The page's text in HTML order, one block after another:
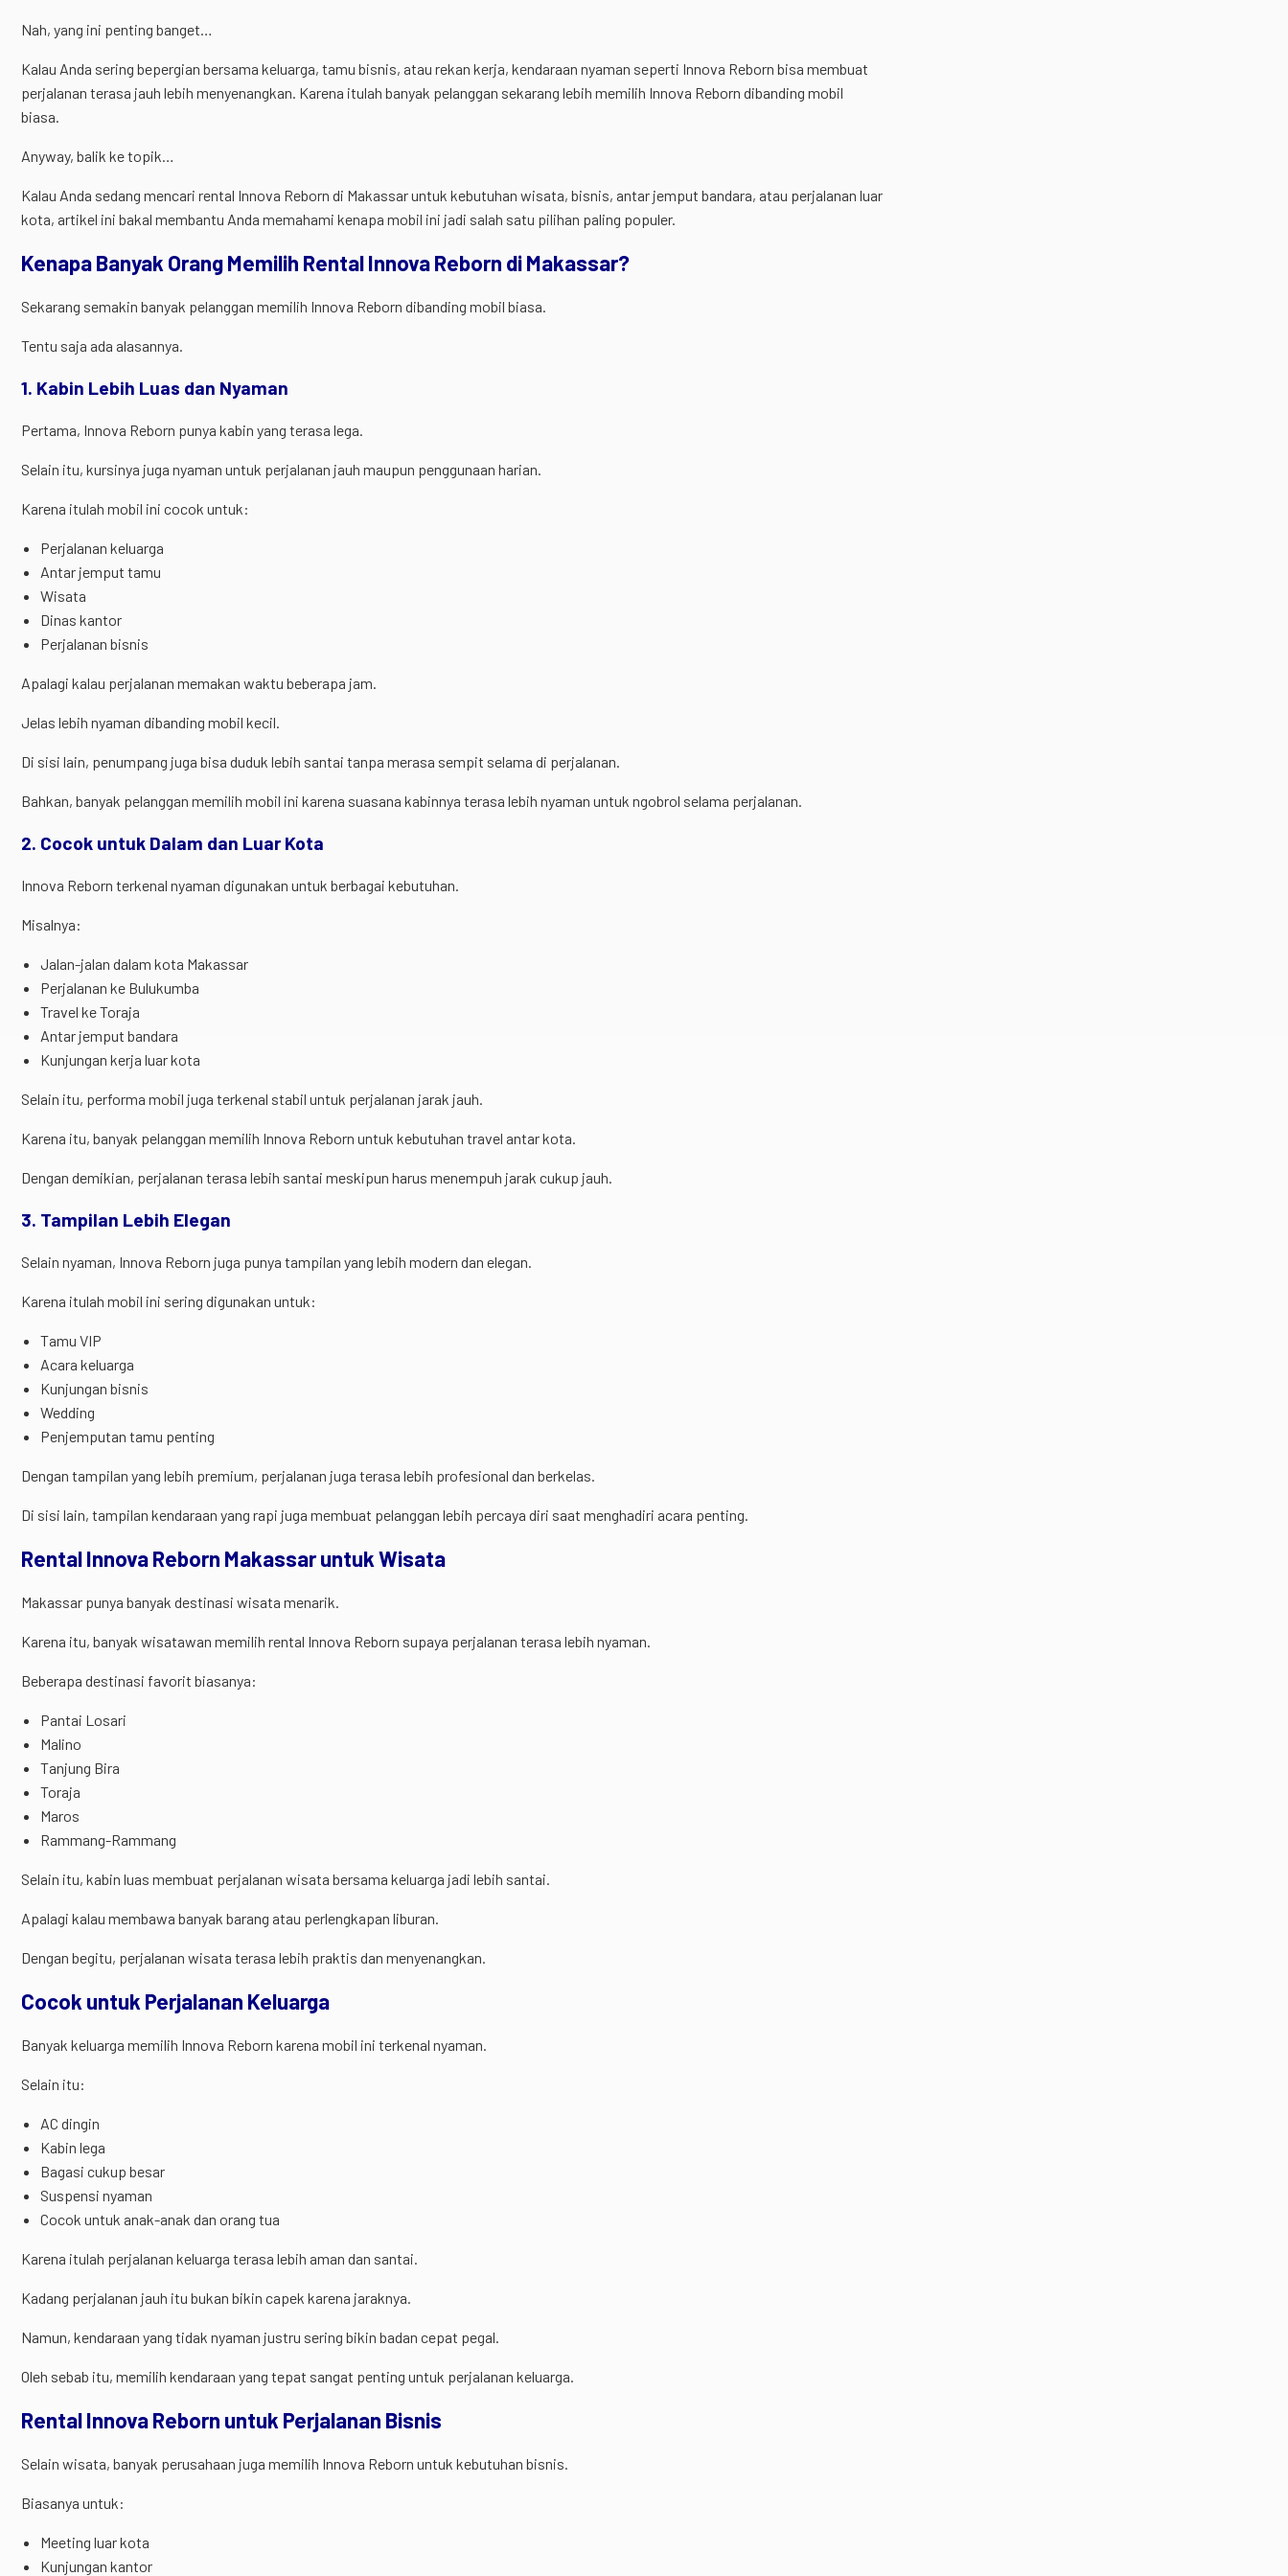
Nah, yang ini penting banget…
Kalau Anda sering bepergian bersama keluarga, tamu bisnis, atau rekan kerja, kendaraan nyaman seperti Innova Reborn bisa membuat
perjalanan terasa jauh lebih menyenangkan. Karena itulah banyak pelanggan sekarang lebih memilih Innova Reborn dibanding mobil
biasa.
Anyway, balik ke topik…
Kalau Anda sedang mencari rental Innova Reborn di Makassar untuk kebutuhan wisata, bisnis, antar jemput bandara, atau perjalanan luar
kota, artikel ini bakal membantu Anda memahami kenapa mobil ini jadi salah satu pilihan paling populer.
Kenapa Banyak Orang Memilih Rental Innova Reborn di Makassar?
Sekarang semakin banyak pelanggan memilih Innova Reborn dibanding mobil biasa.
Tentu saja ada alasannya.
1. Kabin Lebih Luas dan Nyaman
Pertama, Innova Reborn punya kabin yang terasa lega.
Selain itu, kursinya juga nyaman untuk perjalanan jauh maupun penggunaan harian.
Karena itulah mobil ini cocok untuk:
Perjalanan keluarga
Antar jemput tamu
Wisata
Dinas kantor
Perjalanan bisnis
Apalagi kalau perjalanan memakan waktu beberapa jam.
Jelas lebih nyaman dibanding mobil kecil.
Di sisi lain, penumpang juga bisa duduk lebih santai tanpa merasa sempit selama di perjalanan.
Bahkan, banyak pelanggan memilih mobil ini karena suasana kabinnya terasa lebih nyaman untuk ngobrol selama perjalanan.
2. Cocok untuk Dalam dan Luar Kota
Innova Reborn terkenal nyaman digunakan untuk berbagai kebutuhan.
Misalnya:
Jalan-jalan dalam kota Makassar
Perjalanan ke Bulukumba
Travel ke Toraja
Antar jemput bandara
Kunjungan kerja luar kota
Selain itu, performa mobil juga terkenal stabil untuk perjalanan jarak jauh.
Karena itu, banyak pelanggan memilih Innova Reborn untuk kebutuhan travel antar kota.
Dengan demikian, perjalanan terasa lebih santai meskipun harus menempuh jarak cukup jauh.
3. Tampilan Lebih Elegan
Selain nyaman, Innova Reborn juga punya tampilan yang lebih modern dan elegan.
Karena itulah mobil ini sering digunakan untuk:
Tamu VIP
Acara keluarga
Kunjungan bisnis
Wedding
Penjemputan tamu penting
Dengan tampilan yang lebih premium, perjalanan juga terasa lebih profesional dan berkelas.
Di sisi lain, tampilan kendaraan yang rapi juga membuat pelanggan lebih percaya diri saat menghadiri acara penting.
Rental Innova Reborn Makassar untuk Wisata
Makassar punya banyak destinasi wisata menarik.
Karena itu, banyak wisatawan memilih rental Innova Reborn supaya perjalanan terasa lebih nyaman.
Beberapa destinasi favorit biasanya:
Pantai Losari
Malino
Tanjung Bira
Toraja
Maros
Rammang-Rammang
Selain itu, kabin luas membuat perjalanan wisata bersama keluarga jadi lebih santai.
Apalagi kalau membawa banyak barang atau perlengkapan liburan.
Dengan begitu, perjalanan wisata terasa lebih praktis dan menyenangkan.
Cocok untuk Perjalanan Keluarga
Banyak keluarga memilih Innova Reborn karena mobil ini terkenal nyaman.
Selain itu:
AC dingin
Kabin lega
Bagasi cukup besar
Suspensi nyaman
Cocok untuk anak-anak dan orang tua
Karena itulah perjalanan keluarga terasa lebih aman dan santai.
Kadang perjalanan jauh itu bukan bikin capek karena jaraknya.
Namun, kendaraan yang tidak nyaman justru sering bikin badan cepat pegal.
Oleh sebab itu, memilih kendaraan yang tepat sangat penting untuk perjalanan keluarga.
Rental Innova Reborn untuk Perjalanan Bisnis
Selain wisata, banyak perusahaan juga memilih Innova Reborn untuk kebutuhan bisnis.
Biasanya untuk:
Meeting luar kota
Kunjungan kantor